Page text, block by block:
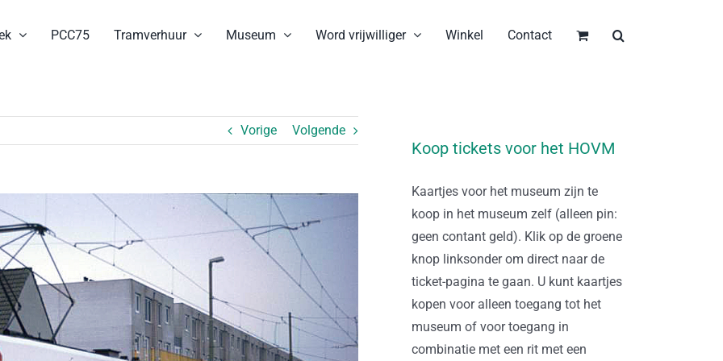
PCC75 Tramverhuur Museum Word vrijwilliger Winkel Contact
Vorige Volgende
Koop tickets voor het HOVM
Kaartjes voor het museum zijn te
koop in het museum zelf (alleen pin:
geen contant geld). Klik op de groene
knop linksonder om direct naar de
ticket-pagina te gaan. U kunt kaartjes
kopen voor alleen toegang tot het
museum of voor toegang in
combinatie met een rit met een